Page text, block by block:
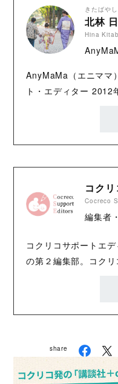
きたばや
北林
Hina
AnyMaMa（エニママ
ト・エディター 2012
業や出版業を経て、
AnyMaMa：https://
https://twitter.com/
コク
Cocreco
編集者
コクリコサポートエ
の第２編集部。コク
ち上げました。子育
https://twitter.com/
https://
share